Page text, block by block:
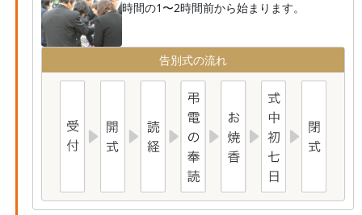
時間の1〜2時間前から始まります。
告別式の流れ